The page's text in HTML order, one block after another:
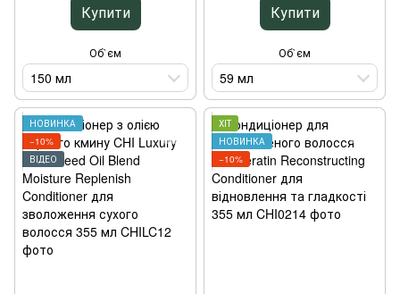
Купити
Об`єм
150 мл
Купити
Об`єм
59 мл
НОВИНКА
−10%
ВІДЕО
ХІТ
НОВИНКА
−10%